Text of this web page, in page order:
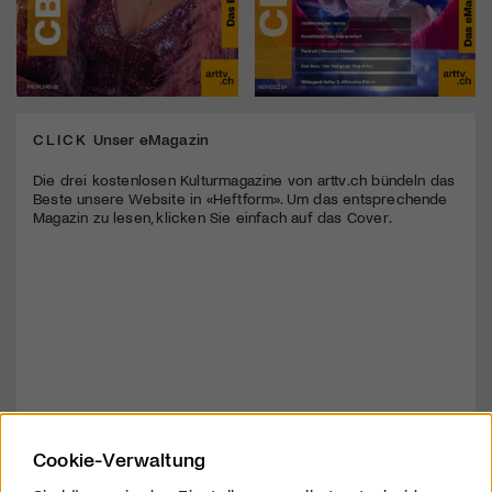
CLICK Unser eMagazin
Die drei kostenlosen Kulturmagazine von arttv.ch bündeln das
Beste unsere Website in «Heftform». Um das entsprechende
Magazin zu lesen, klicken Sie einfach auf das Cover.
Cookie-Verwaltung